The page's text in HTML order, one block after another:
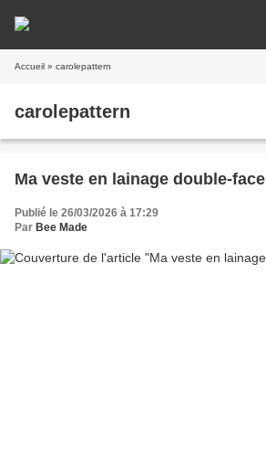
Accueil » carolepattern
carolepattern
Ma veste en lainage double-face
Publié le 26/03/2026 à 17:29
Par Bee Made